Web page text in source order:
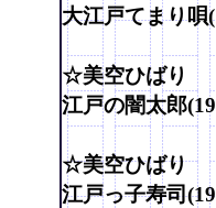
大江戸てまり唄
☆美空ひばり
江戸の闇太郎
☆美空ひばり
江戸っ子寿司